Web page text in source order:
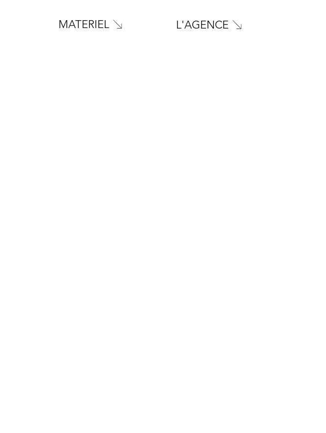
MATERIEL L'AGENCE